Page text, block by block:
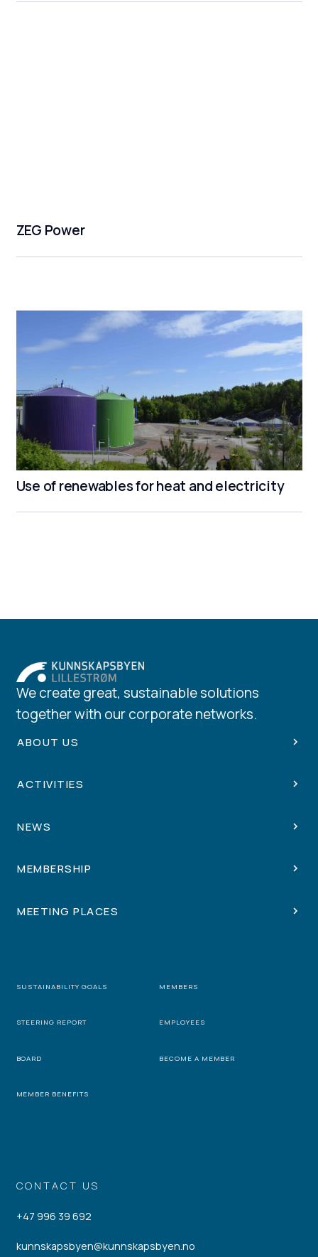
ZEG Power
Use of renewables for heat and electricity
CONTACT US
+47 996 39 692
kunnskapsbyen@kunnskapsbyen.no
We create great, sustainable solutions
together with our corporate networks.
ABOUT US
ACTIVITIES
NEWS
MEMBERSHIP
MEETING PLACES
SUSTAINABILITY GOALS MEMBERS
STEERING REPORT EMPLOYEES
BOARD BECOME A MEMBER
MEMBER BENEFITS